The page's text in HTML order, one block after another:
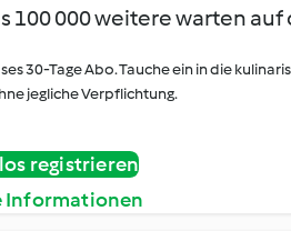
100 000 weitere warten auf
30-Tage Abo. Tauche ein in die
jegliche Verpflichtung.
registrieren
Informationen